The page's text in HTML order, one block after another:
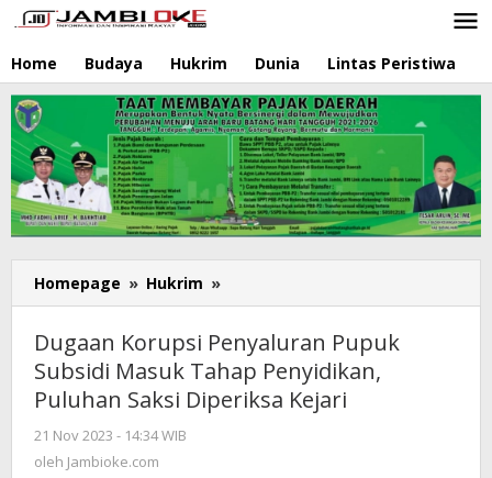
Lewati
ke
konten
Home Budaya Hukrim Dunia Lintas Peristiwa
Homepage » Hukrim »
Korupsi
Penyaluran
Pupuk
Subsidi
Masuk
Dugaan Korupsi Penyaluran Pupuk
Subsidi Masuk Tahap Penyidikan,
Puluhan Saksi Diperiksa Kejari
21 Nov 2023 - 14:34 WIB
oleh Jambioke.com